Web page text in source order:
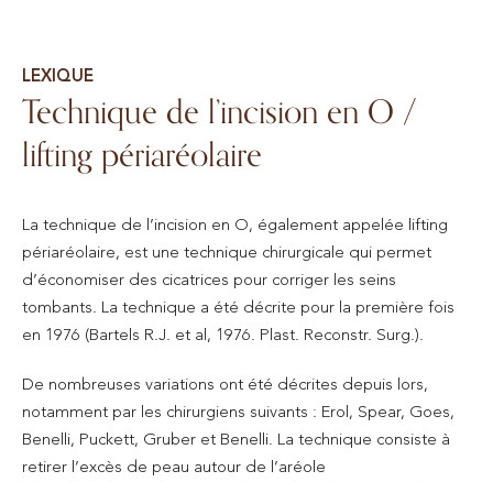
Contact
FR
LEXIQUE
Technique de l’incision en O /
lifting périaréolaire
La technique de l’incision en O, également appelée lifting
périaréolaire, est une technique chirurgicale qui permet
d’économiser des cicatrices pour corriger les seins
tombants. La technique a été décrite pour la première fois
en 1976 (Bartels R.J. et al, 1976. Plast. Reconstr. Surg.).
De nombreuses variations ont été décrites depuis lors,
notamment par les chirurgiens suivants : Erol, Spear, Goes,
Benelli, Puckett, Gruber et Benelli. La technique consiste à
retirer l’excès de peau autour de l’aréole